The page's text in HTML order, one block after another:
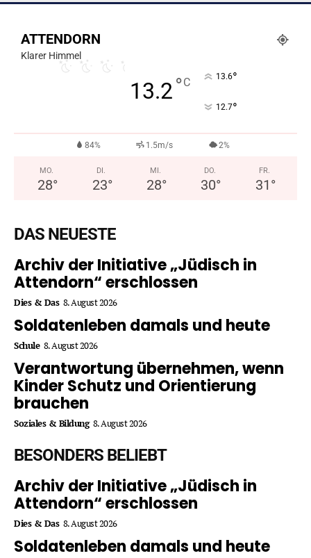
ATTENDORN
Klarer Himmel
13.2°C 13.6°
12.7°
84% 1.5m/s 2%
MO.
28°
DI.
23°
MI.
28°
DO.
30°
FR.
31 °
DAS NEUESTE
Archiv der Initiative „Jüdisch in
Attendorn“ erschlossen
Dies & Das 8. August 2026
Soldatenleben damals und heute
Schule 8. August 2026
Verantwortung übernehmen, wenn
Kinder Schutz und Orientierung
brauchen
Soziales & Bildung 8. August 2026
BESONDERS BELIEBT
Archiv der Initiative „Jüdisch in
Attendorn“ erschlossen
Dies & Das 8. August 2026
Soldatenleben damals und heute